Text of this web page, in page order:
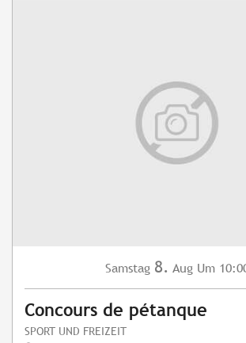
Samstag 8. Aug Um
Concours de pétanque
SPORT UND FREIZEIT